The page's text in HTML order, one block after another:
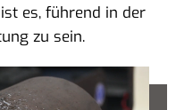
es, führend in der
zu sein.